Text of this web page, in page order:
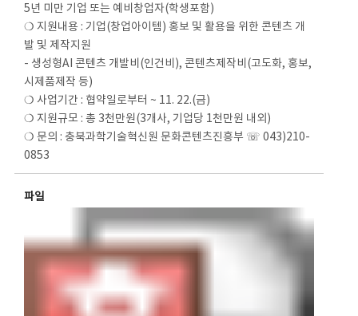
5년 미만 기업 또는 예비창업자(학생포함)
❍ 지원내용 : 기업(창업아이템) 홍보 및 활용을 위한 콘텐츠 개
발 및 제작지원
- 생성형AI 콘텐츠 개발비(인건비), 콘텐츠제작비(고도화, 홍보,
시제품제작 등)
❍ 사업기간 : 협약일로부터 ~ 11. 22.(금)
❍ 지원규모 : 총 3천만원(3개사, 기업당 1천만원 내외)
❍ 문의 : 충북과학기술혁신원 문화콘텐츠진흥부 ☏ 043)210-
0853
파일